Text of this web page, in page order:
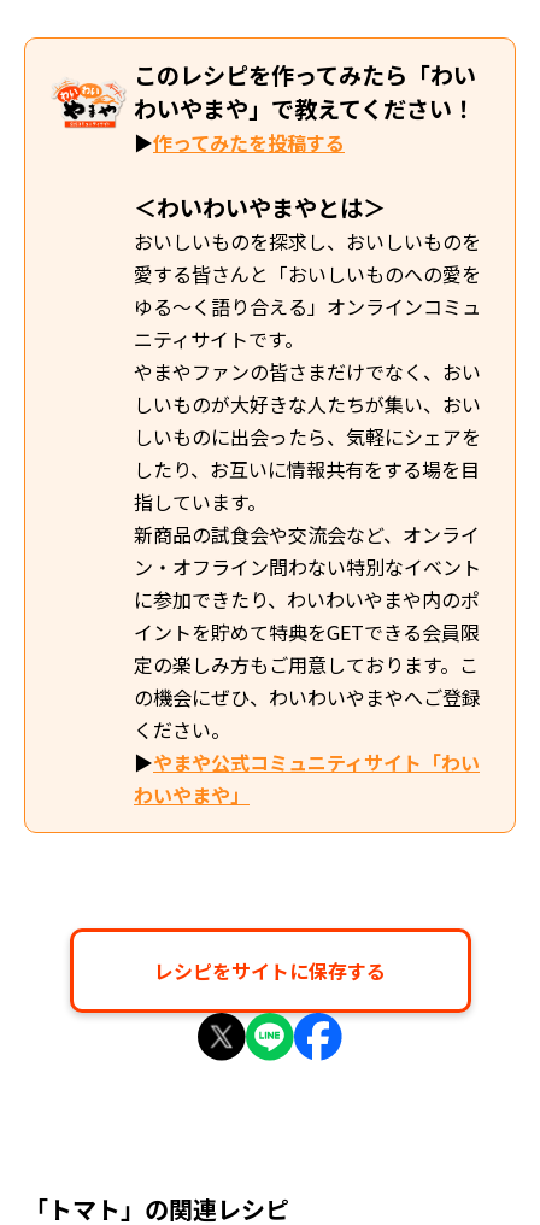
このレシピを作ってみたら「わい
わいやまや」で教えてください！
▶作ってみたを投稿する
＜わいわいやまやとは＞
おいしいものを探求し、おいしいものを
愛する皆さんと「おいしいものへの愛を
ゆる～く語り合える」オンラインコミュ
ニティサイトです。
やまやファンの皆さまだけでなく、おい
しいものが大好きな人たちが集い、おい
しいものに出会ったら、気軽にシェアを
したり、お互いに情報共有をする場を目
指しています。
新商品の試食会や交流会など、オンライ
ン・オフライン問わない特別なイベント
に参加できたり、わいわいやまや内のポ
イントを貯めて特典をGETできる会員限
定の楽しみ方もご用意しております。こ
の機会にぜひ、わいわいやまやへご登録
ください。
▶やまや公式コミュニティサイト「わい
わいやまや」
レシピをサイトに保存する
「トマト」の関連レシピ